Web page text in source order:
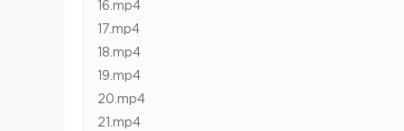
16.mp4
17.mp4
18.mp4
19.mp4
20.mp4
21.mp4